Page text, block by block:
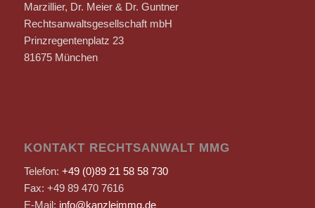
Marzillier, Dr. Meier & Dr. Guntner
Rechtsanwaltsgesellschaft mbH
Prinzregentenplatz 23
81675 München
KONTAKT RECHTSANWALT MMG
Telefon: +49 (0)89 21 58 58 730
Fax: +49 89 470 7616
E-Mail: info@kanzleimmg.de